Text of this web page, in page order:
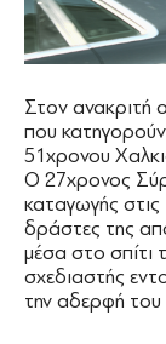
Στον ανακριτή
που
51χρονου
Ο 27χρονος
καταγωγής
δράστες της
μέσα στο σπίτι
σχεδιαστής
την αδερφή του